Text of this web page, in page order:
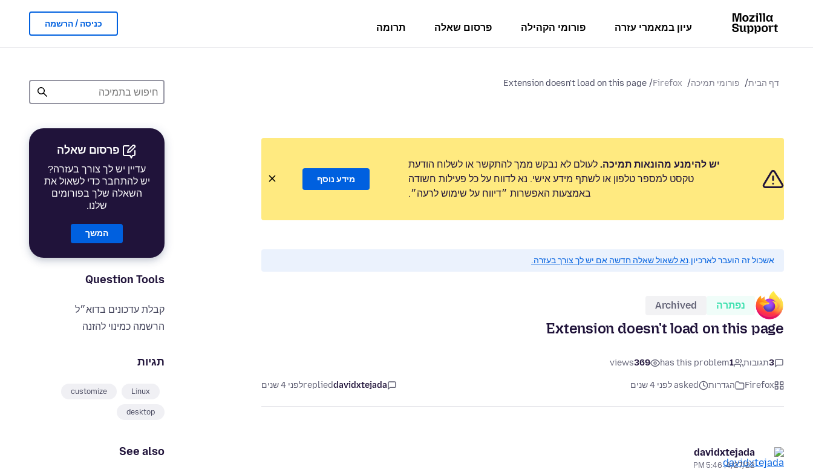
עיון במאמרי עזרה פורומי הקהילה פרסום שאלה תרומה כניסה / הרשמה
דף הבית פורומי תמיכה Firefox
Extension doesn't load on this page
פרסום שאלה
עדיין יש לך צורך בעזרה?
יש להתחבר כדי לשאול את
השאלה שלך בפורומים
שלנו.
המשך
Question Tools
קבלת עדכונים בדוא״ל
הרשמה כמינוי להזנה
תגיות
Linux
customize
desktop
See also
יש להימנע מהונאות תמיכה. לעולם לא נבקש ממך להתקשר או לשלוח הודעת
טקסט למספר טלפון או לשתף מידע אישי. נא לדווח על כל פעילות חשודה
באמצעות האפשרות ״דיווח על שימוש לרעה״.
מידע נוסף
אשכול זה הועבר לארכיון.נא לשאול שאלה חדשה אם יש לך צורך בעזרה.
נפתרה Archived
Extension doesn't load on this page
3תגובות 1
has this problem
369
views
Firefox הגדרות asked לפני 4 שנים davidxtejada
repliedלפני 4 שנים
davidxtejada
4/27/22, 5:46 PM